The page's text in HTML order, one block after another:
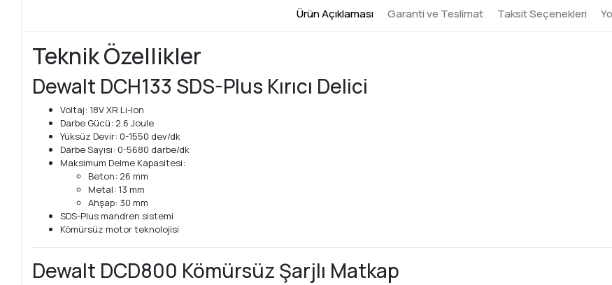
Ürün Açıklaması Garanti ve Teslimat Taksit Seçenekleri
Teknik Özellikler
Dewalt DCH133 SDS-Plus Kırıcı Delici
Voltaj: 18V XR Li-Ion
Darbe Gücü: 2.6 Joule
Yüksüz Devir: 0-1550 dev/dk
Darbe Sayısı: 0-5680 darbe/dk
Maksimum Delme Kapasitesi:
Beton: 26 mm
Metal: 13 mm
Ahşap: 30 mm
SDS-Plus mandren sistemi
Kömürsüz motor teknolojisi
Dewalt DCD800 Kömürsüz Şarjlı Matkap